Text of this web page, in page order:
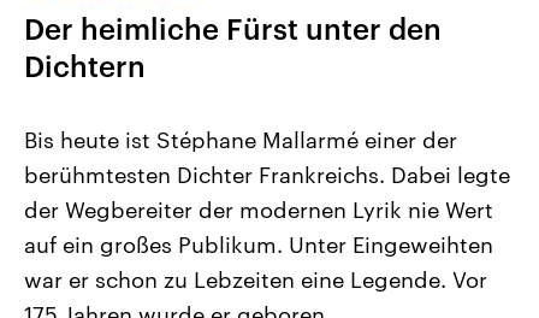
Landtagswahl Sachsen-Anhalt
2026
Alle Informationen
Sachsen-Anhalt wählt am 6.
September 2026 einen neuen
Landtag. Seit 2021 wird das
Bundesland von einer Koalition aus
USA
Aktuelle Beiträge,
Hintergründe
Wirtschaftlich und
gehören die Vereinigten
den mächtigsten Ländern
mit großem Einfluss auf
Der heimliche Fürst unter den
Dichtern
Bis heute ist Stéphane Mallarmé einer der
berühmtesten Dichter Frankreichs. Dabei legte
der Wegbereiter der modernen Lyrik nie Wert
auf ein großes Publikum. Unter Eingeweihten
war er schon zu Lebzeiten eine Legende. Vor